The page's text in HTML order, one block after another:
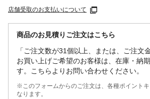
店舗受取のお支払いについて
商品のお見積りご注文はこちら
「ご注文数が31個以上、または、ご注文
お買い上げご希望のお客様は、在庫・納
す。こちらよりお問い合わせください。
※このフォームからのご注文は、各種ポイント
なります。